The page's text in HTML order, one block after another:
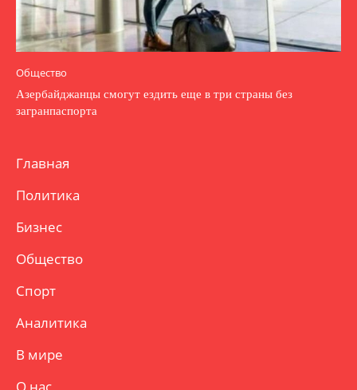
Общество
Азербайджанцы смогут ездить еще в три страны без
загранпаспорта
Главная
Политика
Бизнес
Общество
Спорт
Аналитика
В мире